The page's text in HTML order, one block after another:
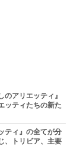
のアリエッティ』
ッティたちの新た
？
ティ』の全てが分
、トリビア、主要